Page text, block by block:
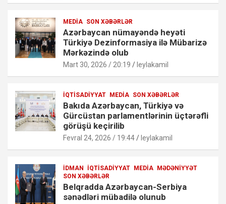
MEDIA SON XƏBƏRLƏR
Azərbaycan nümayəndə heyəti
Türkiyə Dezinformasiya ilə Mübarizə
Mərkəzində olub
Mart 30, 2026 / 20:19 leylakamil
İQTISADIYYAT MEDIA SON XƏBƏRLƏR
Bakıda Azərbaycan, Türkiyə və
Gürcüstan parlamentlərinin üçtərəfli
görüşü keçirilib
Fevral 24, 2026 / 19:44 leylakamil
İDMAN İQTISADIYYAT MEDIA MƏDƏNIYYƏT
SON XƏBƏRLƏR
Belqradda Azərbaycan-Serbiya
sənədləri mübadilə olunub